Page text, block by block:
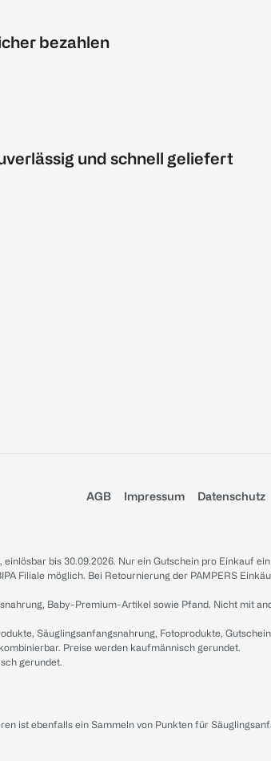
bezahlen
und schnell geliefert
AGB Impressum Datenschutz
bis 30.09.2026. Nur ein Gutschein pro Einkauf
Filiale möglich. Bei Retournierung der PAMPERS
Baby-Premium-Artikel sowie Pfand. Nicht mit
Säuglingsanfangsnahrung, Fotoprodukte,
Preise werden kaufmännisch gerundet.
gerundet.
ist ebenfalls ein Sammeln von Punkten für